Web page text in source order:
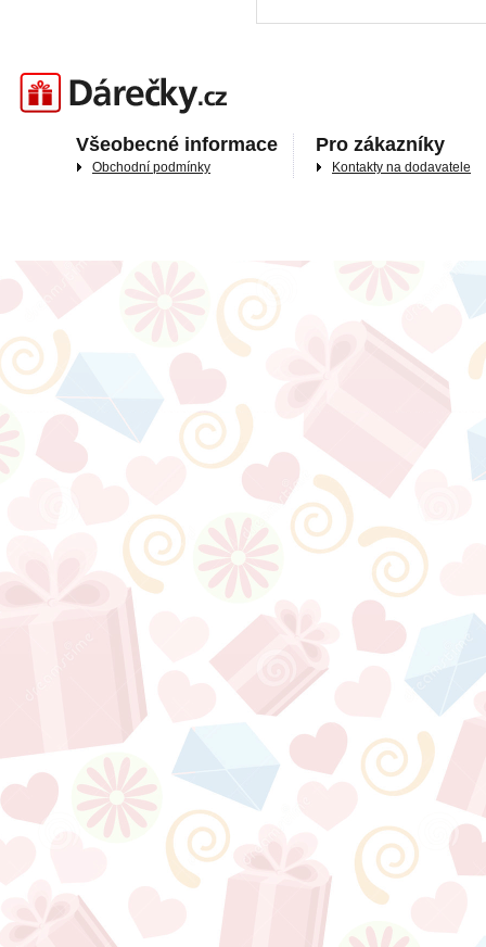
Darečky.cz
Všeobecné informace
Obchodní podmínky
Pro zákazníky
Kontakty na dodavatele